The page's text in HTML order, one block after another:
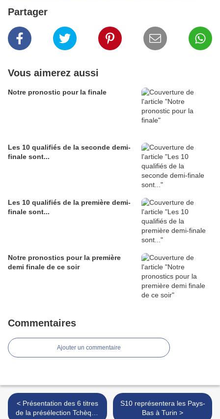
Partager
Vous aimerez aussi
Notre pronostic pour la finale
Les 10 qualifiés de la seconde demi-
finale sont...
Les 10 qualifiés de la première demi-
finale sont...
Notre pronostics pour la première
demi finale de ce soir
Commentaires
Ajouter un commentaire
< Présentation des 6 titres
de la présélection Tchèque
S10 représentera les Pays-
Bas à Turin >